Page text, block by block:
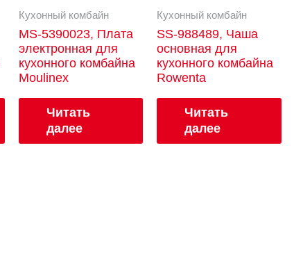
Кухонный комбайн
MS-5390023, Плата
электронная для
кухонного комбайна
Moulinex
Читать
далее
Кухонный комбайн
SS-988489, Чаша
основная для
кухонного комбайна
Rowenta
Читать
далее